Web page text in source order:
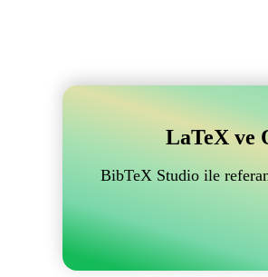
LaTeX ve
BibTeX Studio ile